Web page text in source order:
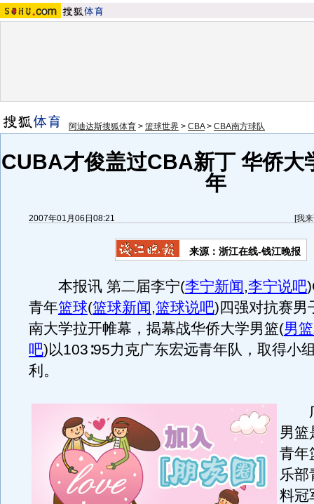
阿迪达斯搜狐体育 > 篮球世界 > CBA> CBA南方球队
CUBA才俊盖过CBA新丁 华侨大
年
2007年01月06日08:21 [我
来源：浙江在线-钱江晚报
本报讯 第二届李宁(李宁新闻,李宁说吧)
青年篮球(篮球新闻,篮球说吧)四强对抗赛男
南大学拉开帷幕，揭幕战华侨大学男篮(男
吧)以103∶95力克广东宏远青年队，取得小
利。
广
男篮
青年
乐部
料冠